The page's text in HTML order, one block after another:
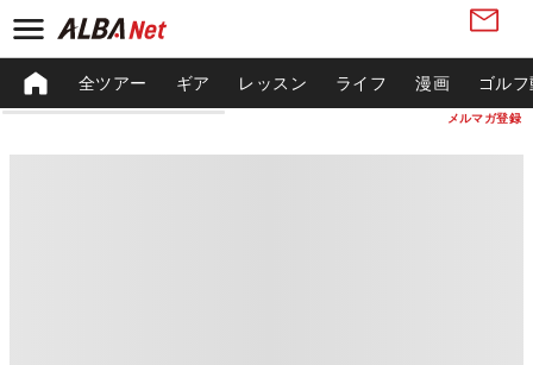
メルマガ登録
全ツアー ギア レッスン ライフ 漫画 ゴル